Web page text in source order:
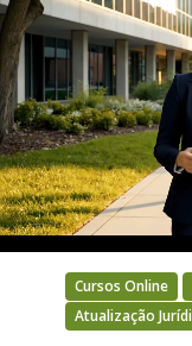
Cursos Online
Atualização